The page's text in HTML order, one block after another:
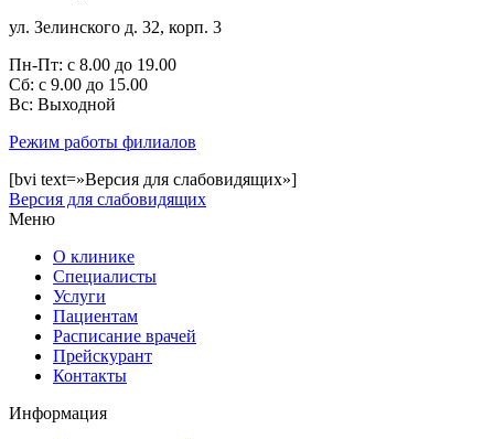
ул. Зелинского д. 32, корп. 3
Пн-Пт: с 8.00 до 19.00
Сб: с 9.00 до 15.00
Bc: Выходной
Режим работы филиалов
[bvi text=»Версия для слабовидящих»]
Версия для слабовидящих
Меню
О клинике
Специалисты
Услуги
Пациентам
Расписание врачей
Прейскурант
Контакты
Информация